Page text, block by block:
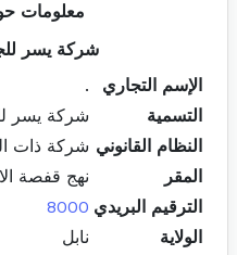
معلومات
شركة يسر
الإسم التجاري
.
التسمية
شركة يسر
النظام القانوني شركة ذات
المقر
نهج قفصة
الترقيم البريدي 8000
الولاية
نابل